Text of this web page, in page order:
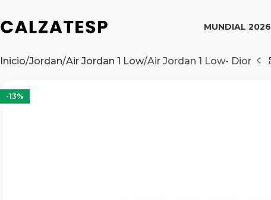
MUNDIAL 2026
Inicio Jordan Air Jordan 1 Low Air Jordan 1 Low- Dior
-13%